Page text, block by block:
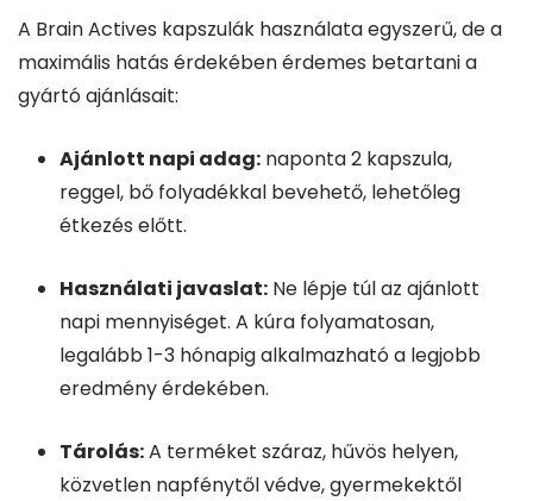
A Brain Actives kapszulák használata egyszerű, de a
maximális hatás érdekében érdemes betartani a
gyártó ajánlásait:
Ajánlott napi adag: naponta 2 kapszula,
reggel, bő folyadékkal bevehető, lehetőleg
étkezés előtt.
Használati javaslat: Ne lépje túl az ajánlott
napi mennyiséget. A kúra folyamatosan,
legalább 1-3 hónapig alkalmazható a legjobb
eredmény érdekében.
Tárolás:A terméket száraz, hűvös helyen,
közvetlen napfénytől védve, gyermekektől